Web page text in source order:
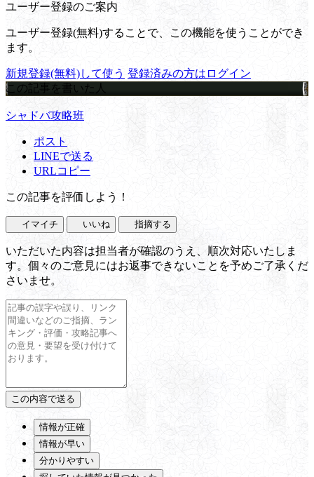
ユーザー登録のご案内
ユーザー登録(無料)することで、この機能を使うことができ
ます。
新規登録(無料)して使う 登録済みの方はログイン
この記事を書いた人
シャドバ攻略班
ポスト
LINEで送る
URLコピー
この記事を評価しよう！
イマイチ いいね 指摘する
いただいた内容は担当者が確認のうえ、順次対応いたしま
す。個々のご意見にはお返事できないことを予めご了承くだ
さいませ。
情報が正確
情報が早い
分かりやすい